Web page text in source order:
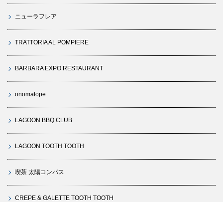
ニューラフレア
TRATTORIA AL POMPIERE
BARBARA EXPO RESTAURANT
onomatope
LAGOON BBQ CLUB
LAGOON TOOTH TOOTH
喫茶 太陽コンパス
CREPE & GALETTE TOOTH TOOTH